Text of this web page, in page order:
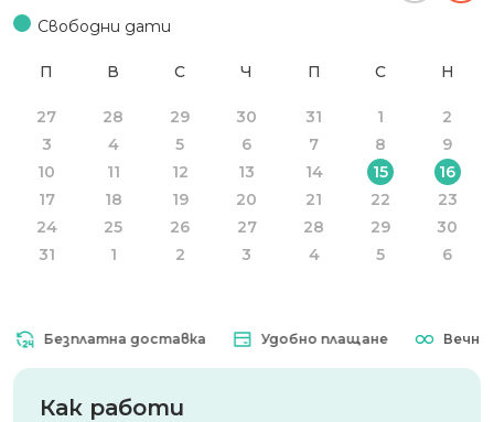
Свободни дати
П В С Ч П С Н
27 28 29 30 31 1
2
3
4 5 6 7 8
9
10
11 12 13 14 15
16
17
18 19 20 21 22
23
24
25 26 27 28 29
30
31
1 2 3 4 5 6
Безплатна доставка Удобно плащане Вечна
Как работи